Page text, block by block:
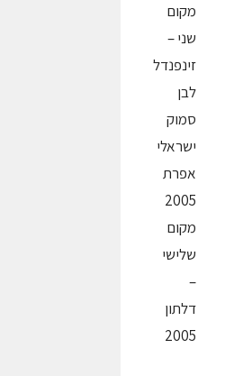
מקום
שני –
זינפנדל
לבן
סמוק
ישראלי
אפרת
2005
מקום
שלישי
–
דלתון
2005